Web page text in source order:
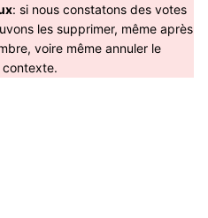
: si nous constatons des votes
les supprimer, même après
voire même annuler le